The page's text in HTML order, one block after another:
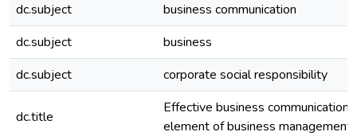
dc.subject
business communication
dc.subject
business
dc.subject
corporate social responsibility
dc.title
Effective business communication
element of business management